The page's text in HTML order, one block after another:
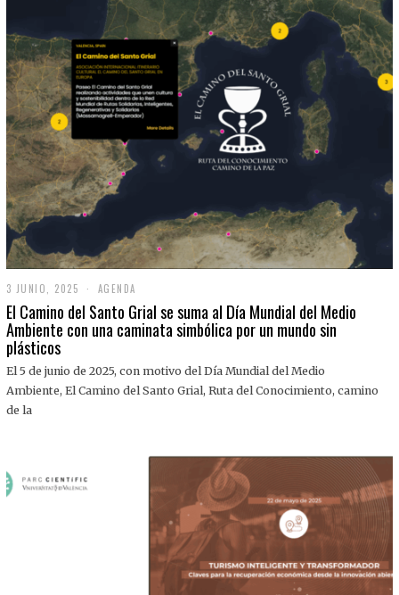
3 JUNIO, 2025
J
U
N
,
0
AGENDA
El Camino del Santo Grial se suma al Día Mundial del Medio
Ambiente con una caminata simbólica por un mundo sin
plásticos
El 5 de junio de 2025, con motivo del Día Mundial del Medio
Ambiente, El Camino del Santo Grial, Ruta del Conocimiento, camino
de la